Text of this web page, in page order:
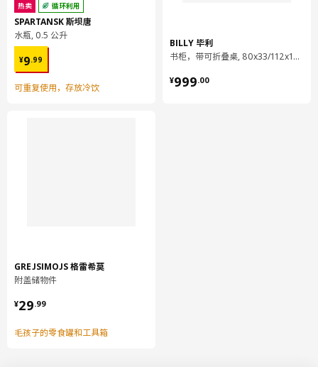
热卖 循环利用
SPARTANSK 斯坝唐
水瓶, 0.5 公升
¥9.99
¥ 9.99
可重复使用，存放冷饮
GREJSIMOJS 格雷希莫
附盖储物件
¥29.99
¥ 29.99
毛孩子的零食罐和工具箱
BILLY 毕利
书柜，带可折叠桌, 80x33/112x106 厘米
¥999.00
¥ 999.00